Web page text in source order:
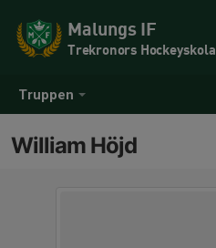
Truppen
Malungs IF
Trekronors Hockeyskola
William Höjd